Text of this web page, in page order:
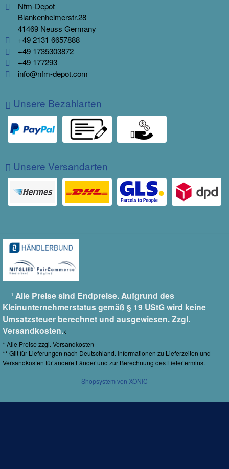
Nfm-Depot
Blankenheimerstr.28
41469 Neuss Germany
+49 2131 6657888
+49 1735303872
+49 177293
info@nfm-depot.com
Unsere Bezahlarten
Unsere Versandarten
¹ Alle Preise sind Endpreise. Aufgrund des
Kleinunternehmerstatus gemäß § 19 UStG wird keine
Umsatzsteuer berechnet und ausgewiesen. Zzgl.
Versandkosten.<
* Alle Preise zzgl. Versandkosten
** Gilt für Lieferungen nach Deutschland. Informationen zu Lieferzeiten und
Versandkosten für andere Länder und zur Berechnung des Liefertermins.
Shopsystem von XONIC